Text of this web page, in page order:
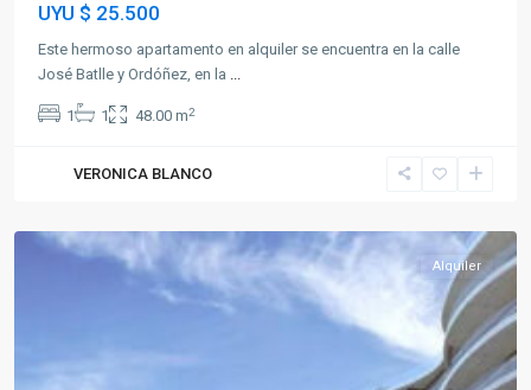
UYU $ 25.500
Este hermoso apartamento en alquiler se encuentra en la calle
José Batlle y Ordóñez, en la ...
1 1 48.00 m2
VERONICA BLANCO
Puerto
Alquiler